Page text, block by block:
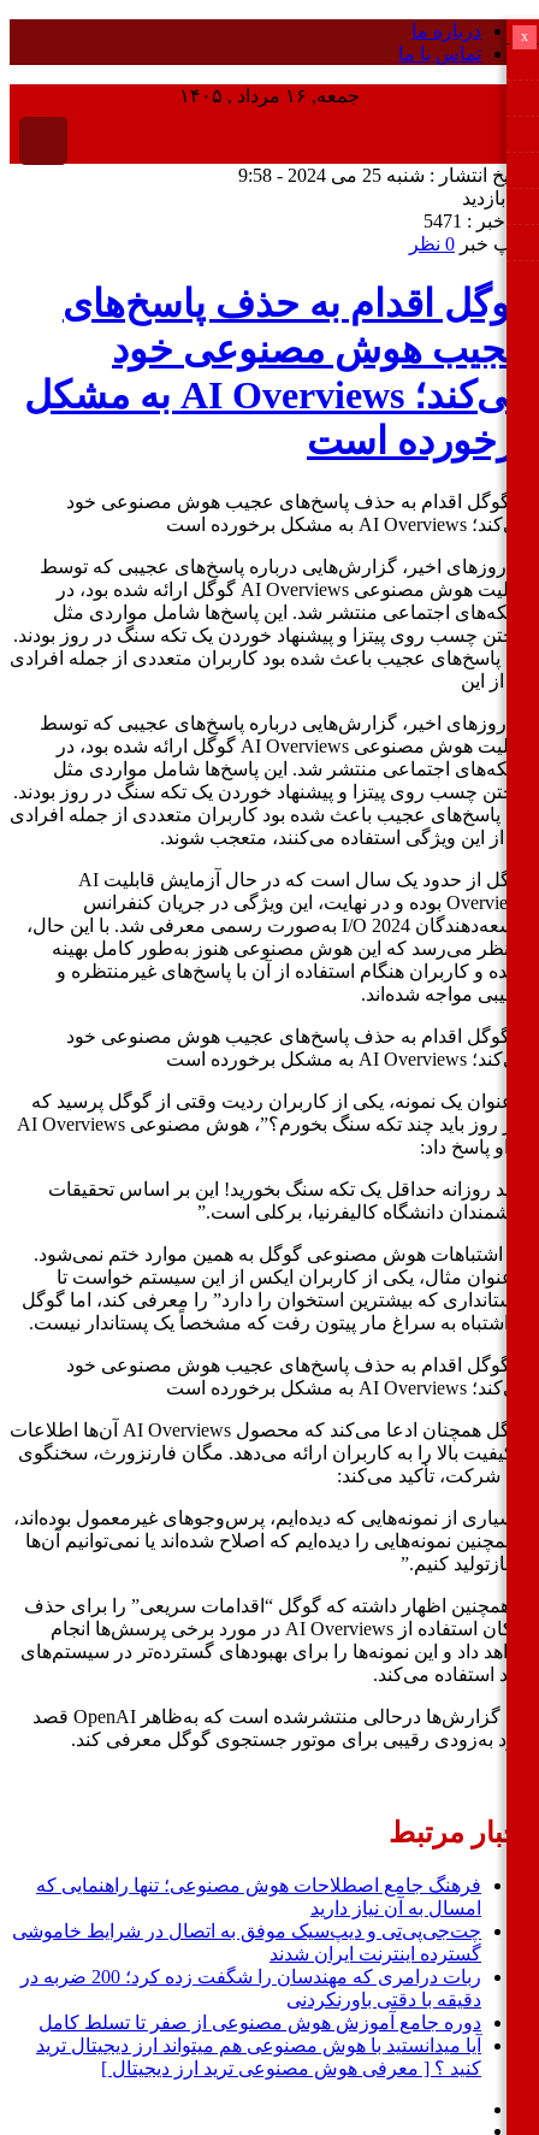
درباره ما
تماس با ما
جمعه, ۱۶ مرداد , ۱۴۰۵
: شنبه 25 می 2024 - 9:58
: 5471
خبر 0 نظر
اقدام به حذف پاسخ‌های
هوش مصنوعی خود
می‌کند؛ AI Overviews به مشکل
است
اخیر، گزارش‌هایی درباره پاسخ‌های عجیبی که توسط
قابلیت هوش مصنوعی AI Overviews گوگل ارائه شده بود، در
اجتماعی منتشر شد. این پاسخ‌ها شامل مواردی مثل
چسب روی پیتزا و پیشنهاد خوردن یک تکه سنگ در روز بودند.
پاسخ‌های عجیب باعث شده بود کاربران متعددی از جمله افرادی
این
اخیر، گزارش‌هایی درباره پاسخ‌های عجیبی که توسط
قابلیت هوش مصنوعی AI Overviews گوگل ارائه شده بود، در
اجتماعی منتشر شد. این پاسخ‌ها شامل مواردی مثل
چسب روی پیتزا و پیشنهاد خوردن یک تکه سنگ در روز بودند.
پاسخ‌های عجیب باعث شده بود کاربران متعددی از جمله افرادی
این ویژگی استفاده می‌کنند، متعجب شوند.
گوگل از حدود یک سال است که در حال آزمایش قابلیت AI
Overviews بوده و در نهایت، این ویژگی در جریان کنفرانس
توسعه‌دهندگان I/O 2024 به‌صورت رسمی معرفی شد. با این حال،
می‌رسد که این هوش مصنوعی هنوز به‌طور کامل بهینه
و کاربران هنگام استفاده از آن با پاسخ‌های غیرمنتظره و
مواجه شده‌اند.
یک نمونه، یکی از کاربران ردیت وقتی از گوگل پرسید که
“در روز باید چند تکه سنگ بخورم؟”، هوش مصنوعی AI Overviews
پاسخ داد:
روزانه حداقل یک تکه سنگ بخورید! این بر اساس تحقیقات
دانشگاه کالیفرنیا، برکلی است.”
اشتباهات هوش مصنوعی گوگل به همین موارد ختم نمی‌شود.
مثال، یکی از کاربران ایکس از این سیستم خواست تا
که بیشترین استخوان را دارد” را معرفی کند، اما گوگل
به سراغ مار پیتون رفت که مشخصاً یک پستاندار نیست.
گوگل همچنان ادعا می‌کند که محصول AI Overviews آن‌ها اطلاعات
بالا را به کاربران ارائه می‌دهد. مگان فارنزورث، سخنگوی
شرکت، تأکید می‌کند:
از نمونه‌هایی که دیده‌ایم، پرس‌و‌جوهای غیرمعمول بوده‌اند،
نمونه‌هایی را دیده‌ایم که اصلاح شده‌اند یا نمی‌توانیم آن‌ها
کنیم.”
اظهار داشته که گوگل “اقدامات سریعی” را برای حذف
امکان استفاده از AI Overviews در مورد برخی پرسش‌ها انجام
داد و این نمونه‌ها را برای بهبود‌های گسترده‌تر در سیستم‌های
استفاده می‌کند.
این گزارش‌ها درحالی منتشرشده است که به‌ظاهر OpenAI قصد
به‌زودی رقیبی برای موتور جستجوی گوگل معرفی کند.
مرتبط
فرهنگ جامع اصطلاحات هوش مصنوعی؛ تنها راهنمایی که
امسال به آن نیاز دارید
چت‌جی‌پی‌تی و دیپ‌سیک موفق به اتصال در شرایط خاموشی
گسترده اینترنت ایران شدند
ربات درامری که مهندسان را شگفت زده کرد؛ 200 ضربه در
دقیقه با دقتی باورنکردنی
دوره جامع آموزش هوش مصنوعی از صفر تا تسلط کامل
آیا میدانستید با هوش مصنوعی هم میتواند ارز دیجیتال ترید
کنید ؟ [ معرفی هوش مصنوعی ترید ارز دیجیتال ]